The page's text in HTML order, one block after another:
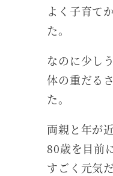
よく子育て
た。
なのに少し
体の重だる
た。
両親と年が
80歳を目前
すごく元気だ